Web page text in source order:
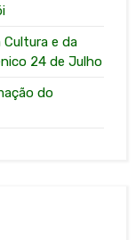
Cultura e da
24 de Julho
do